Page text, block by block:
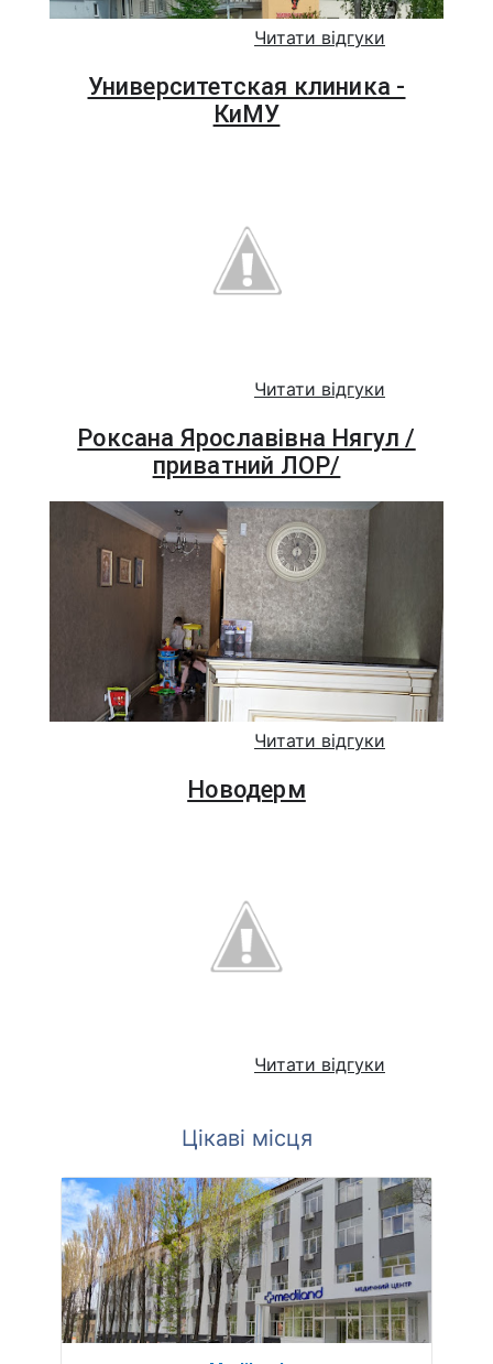
Читати відгуки
Университетская клиника -
КиМУ
Читати відгуки
Роксана Ярославівна Нягул /
приватний ЛОР/
Читати відгуки
Новодерм
Читати відгуки
Цікаві місця